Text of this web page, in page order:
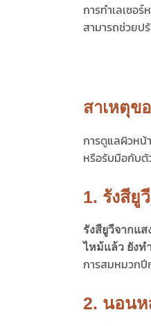
การทำเลเซอ
สามารถช่วยป
สาเหตุข
การดูแลผิวหน้
หรือรับมือกับตั
1. รังสียู
รังสียูวีจากแ
ไหม้แล้ว ยังท
การสมหมวกปี
2. นอนห